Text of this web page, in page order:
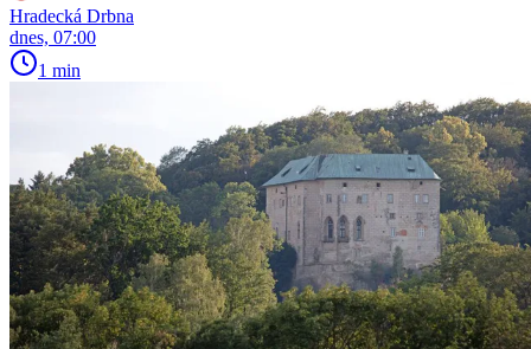
Hradecká Drbna
dnes, 07:00
1 min